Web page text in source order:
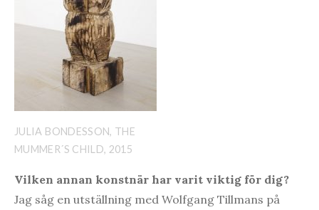
JULIA BONDESSON, THE
MUMMER´S CHILD, 2015
Vilken annan konstnär har varit viktig för dig?
Jag såg en utställning med Wolfgang Tillmans på